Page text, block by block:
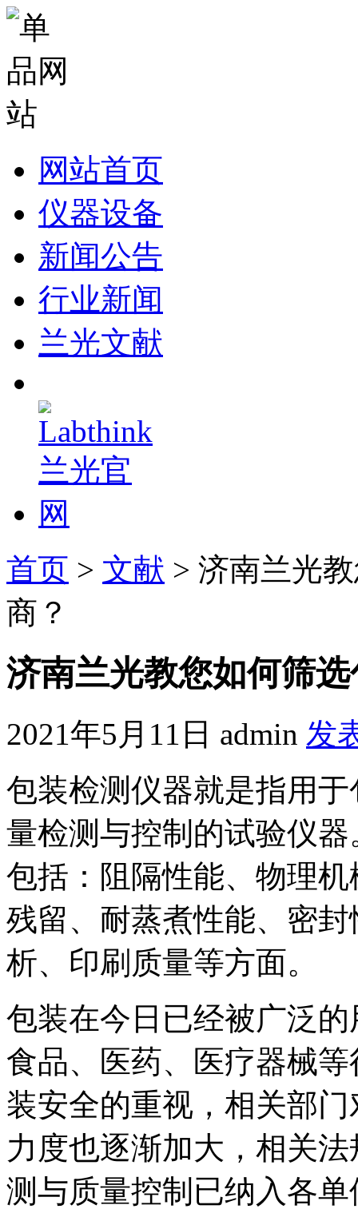
网站首页
仪器设备
新闻公告
行业新闻
兰光文献
首页 > 文献 > 济南兰光
商？
济南兰光教您如何筛
2021年5月11日 admin 发
包装检测仪器就是指用
量检测与控制的试验仪
包括：阻隔性能、物理
残留、耐蒸煮性能、密
析、印刷质量等方面。
包装在今日已经被广泛
食品、医药、医疗器械
装安全的重视，相关部
力度也逐渐加大，相关
测与质量控制已纳入各